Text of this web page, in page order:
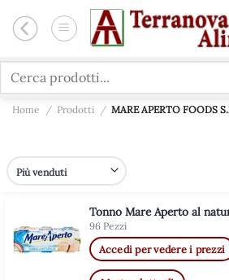
Cerca:
Home / Prodotti / MARE APERTO FOODS
Tonno Mare Aperto al
96 Pezzi
Accedi per vedere i prezzi